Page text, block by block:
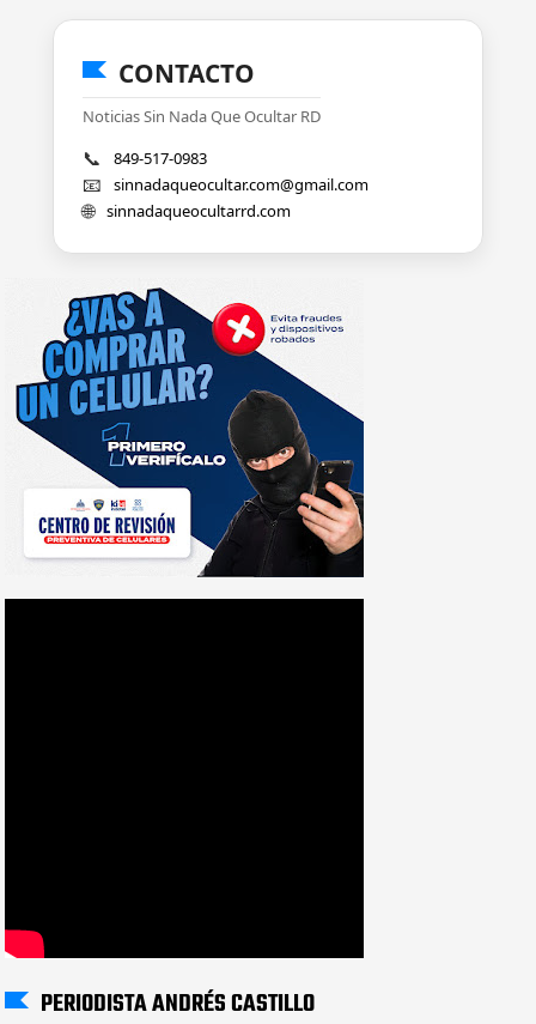
CONTACTO
Noticias Sin Nada Que Ocultar RD
📞 849-517-0983
📧 sinnadaqueocultar.com@gmail.com
🌐 sinnadaqueocultarrd.com
PERIODISTA ANDRÉS CASTILLO